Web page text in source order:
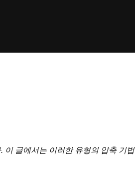
이 글에서는 이러한 유형의 압축 기법